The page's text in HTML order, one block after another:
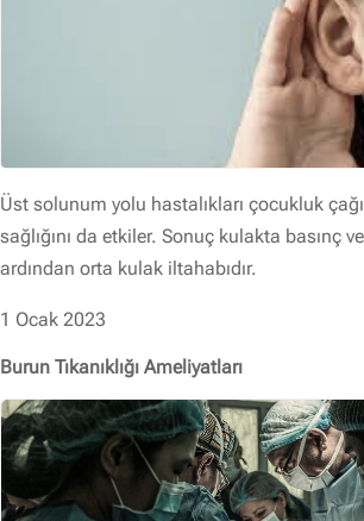
Üst solunum yolu hastalıkları çocukluk
sağlığını da etkiler. Sonuç kulakta basınç
ardından orta kulak iltahabıdır.
1 Ocak 2023
Burun Tıkanıklığı Ameliyatları